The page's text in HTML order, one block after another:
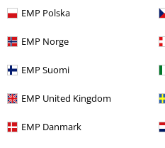
EMP Polska
EMP Norge
EMP Suomi
EMP United Kingdom
EMP Danmark
Evie Shirt Plaid